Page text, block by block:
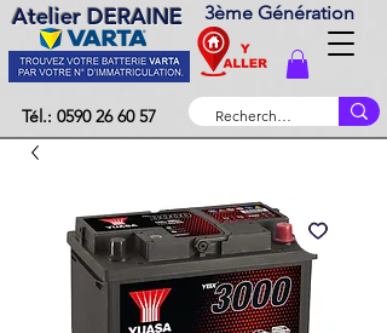
Atelier DERAINE 3ème Génération
Tél.: 0590 26 60 57